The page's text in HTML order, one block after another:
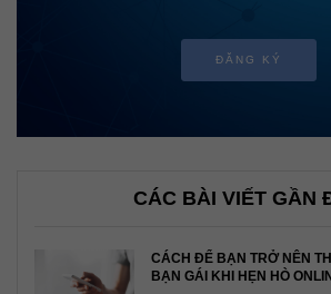
ĐĂNG KÝ
CÁC BÀI VIẾT GẦN
CÁCH ĐỂ BẠN TRỞ NÊN
BẠN GÁI KHI HẸN HÒ